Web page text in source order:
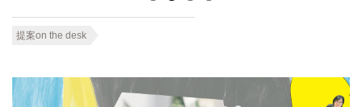
提案on the desk